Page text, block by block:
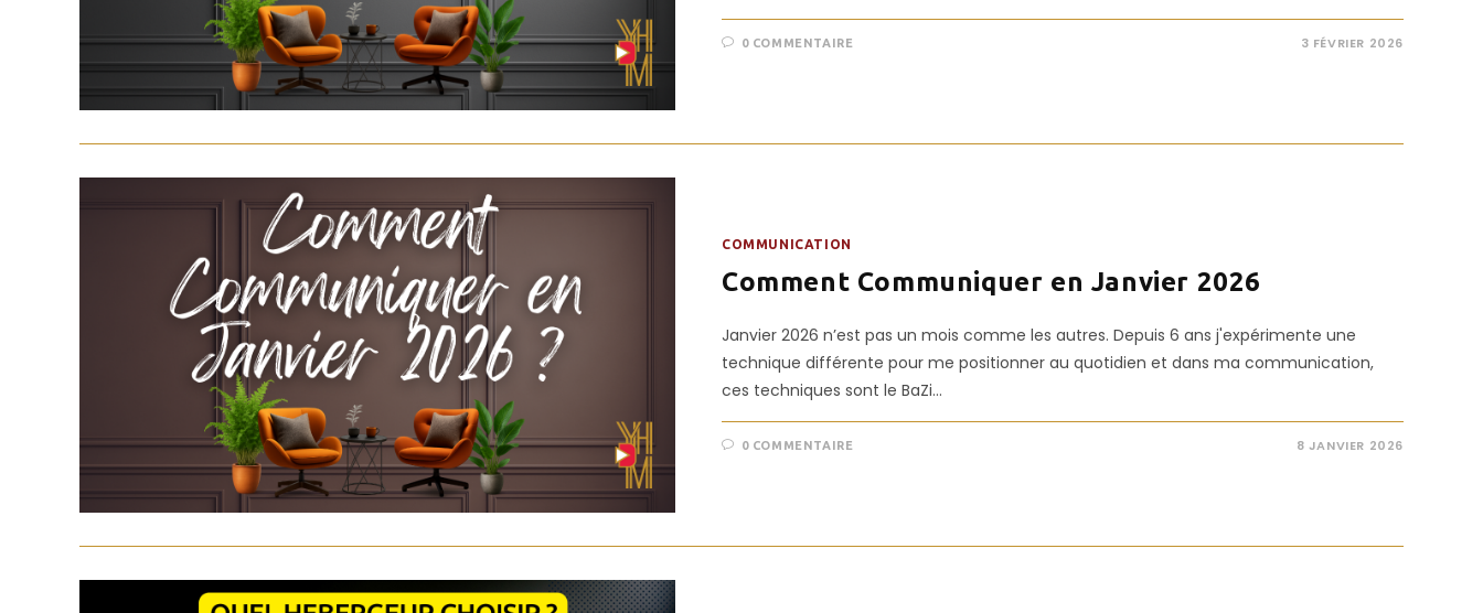
0 COMMENTAIRE 3 FÉVRIER 2026
COMMUNICATION
Comment Communiquer en Janvier 2026
Janvier 2026 n’est pas un mois comme les autres. Depuis 6 ans j'expérimente une
technique différente pour me positionner au quotidien et dans ma communication,
ces techniques sont le BaZi…
0 COMMENTAIRE 8 JANVIER 2026